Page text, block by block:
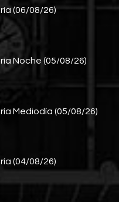
(06/08/26)
Noche (05/08/26)
Mediodía (05/08/26)
(04/08/26)